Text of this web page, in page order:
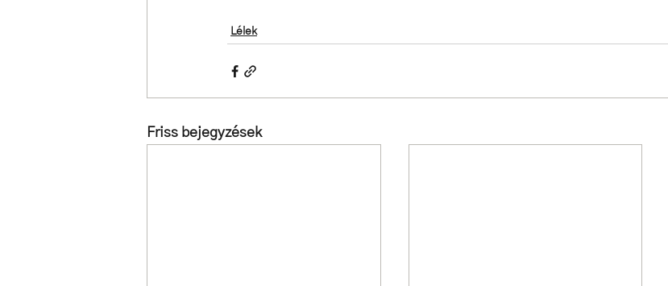
Lélek
Friss bejegyzések